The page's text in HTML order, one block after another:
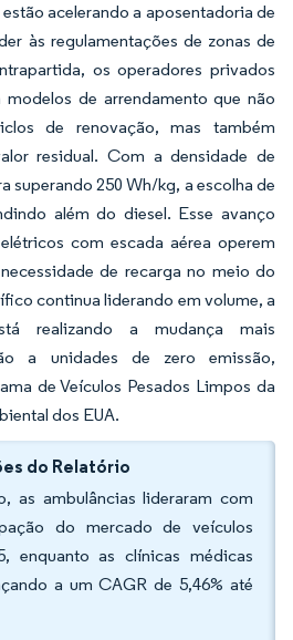
acelerando a aposentadoria de
às regulamentações de zonas de
os operadores privados
de arrendamento que não
de renovação, mas também
residual. Com a densidade de
superando 250 Wh/kg, a escolha de
além do diesel. Esse avanço
com escada aérea operem
de recarga no meio do
continua liderando em volume, a
realizando a mudança mais
a unidades de zero emissão,
de Veículos Pesados Limpos da
dos EUA.
do Relatório
as ambulâncias lideraram com
do mercado de veículos
enquanto as clínicas médicas
a um CAGR de 5,46% até